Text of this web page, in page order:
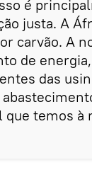
é
justa. A
carvão. A
de
das
temos à